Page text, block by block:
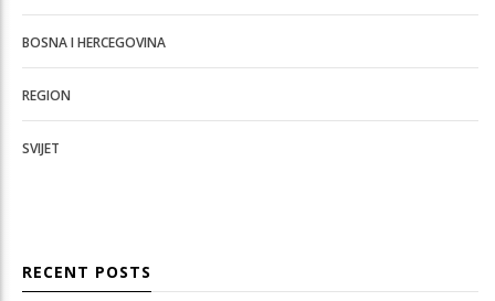
BOSNA I HERCEGOVINA
REGION
SVIJET
RECENT POSTS